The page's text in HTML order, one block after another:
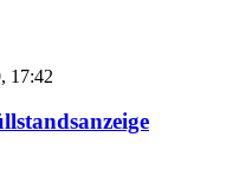
17:42